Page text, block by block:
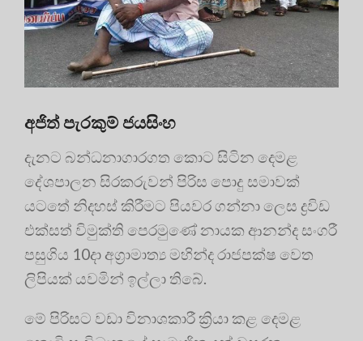
අජිත් පැරකුම් ජයසිංහ
දැනට බන්ධනාගාරගත කොට සිටින දෙමළ
දේශපාලන සිරකරුවන් පිරිස පොදු සමාවක්
යටතේ නිදහස් කිරීමට පියවර ගන්නා ලෙස ද්‍රවිඩ
එක්සත් විමුක්ති පෙරමුණේ නායක ආනන්ද සංගරී
පසුගිය 10දා අග්‍රාමාත්‍ය මහින්ද රාජපක්ෂ වෙත
ලිපියක් යවමින් ඉල්ලා තිබේ.
මේ පිරිසට වඩා විනාශකාරී ක්‍රියා කළ දෙමළ